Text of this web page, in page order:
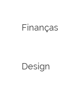
Finanças
Design